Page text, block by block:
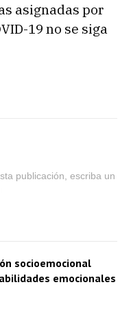
asignadas por
19 no se siga
publicación, escriba un
socioemocional
emocionales